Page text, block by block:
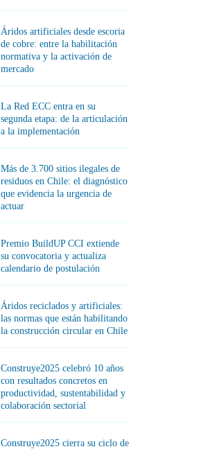
Áridos artificiales desde escoria
de cobre: entre la habilitación
normativa y la activación de
mercado
La Red ECC entra en su
segunda etapa: de la articulación
a la implementación
Más de 3.700 sitios ilegales de
residuos en Chile: el diagnóstico
que evidencia la urgencia de
actuar
Premio BuildUP CCI extiende
su convocatoria y actualiza
calendario de postulación
Áridos reciclados y artificiales:
las normas que están habilitando
la construcción circular en Chile
Construye2025 celebró 10 años
con resultados concretos en
productividad, sustentabilidad y
colaboración sectorial
Construye2025 cierra su ciclo de